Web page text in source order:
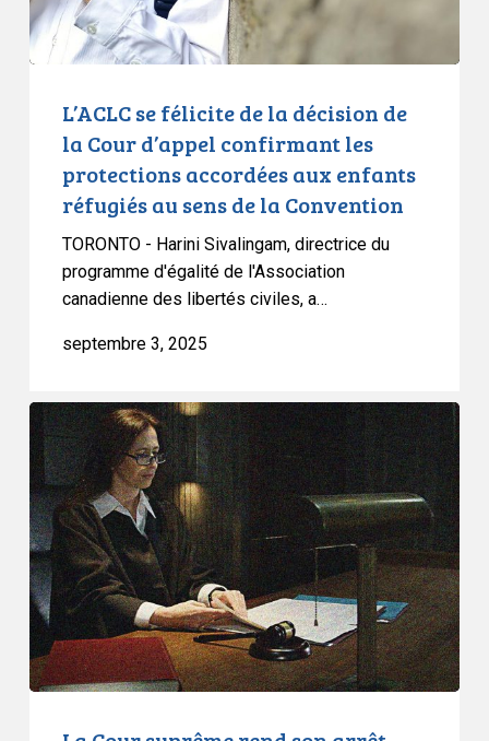
Cour
d’appel
accordées
enfants
réfugiés
sens
L’ACLC se félicite de la décision de
la Cour d’appel confirmant les
protections accordées aux enfants
réfugiés au sens de la Convention
TORONTO - Harini Sivalingam, directrice du
programme d'égalité de l'Association
canadienne des libertés civiles, a…
septembre 3, 2025
La
Cour
suprême
rend
son
arrêt
dans
l’affaire
I.M.
sur